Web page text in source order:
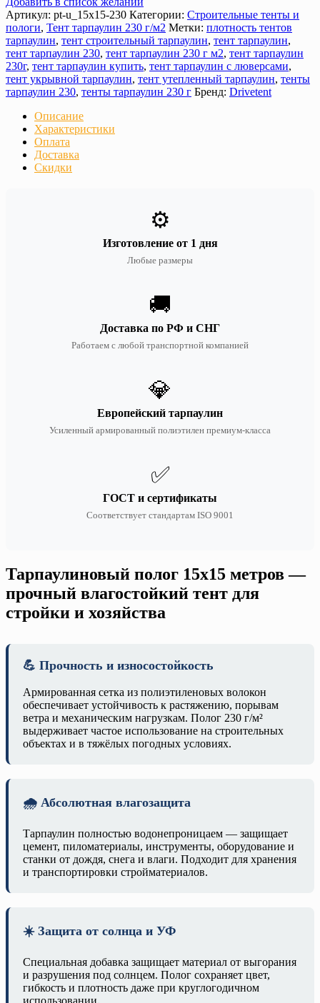
Артикул: pt-u_15х15-230 Категории: Строительные тенты и
пологи, Тент тарпаулин 230 г/м2 Метки: плотность тентов
тарпаулин, тент строительный тарпаулин, тент тарпаулин,
тент тарпаулин 230, тент тарпаулин 230 г м2, тент тарпаулин
230г, тент тарпаулин купить, тент тарпаулин с люверсами,
тент укрывной тарпаулин, тент утепленный тарпаулин, тенты
тарпаулин 230, тенты тарпаулин 230 г Бренд: Drivetent
Описание
Характеристики
Оплата
Доставка
Скидки
⚙️
Изготовление от 1 дня
Любые размеры
🚚
Доставка по РФ и СНГ
Работаем с любой транспортной компанией
💎
Европейский тарпаулин
Усиленный армированный полиэтилен премиум-класса
✅
ГОСТ и сертификаты
Соответствует стандартам ISO 9001
Тарпаулиновый полог 15х15 метров —
прочный влагостойкий тент для
стройки и хозяйства
💪 Прочность и износостойкость
Армированная сетка из полиэтиленовых волокон
обеспечивает устойчивость к растяжению, порывам
ветра и механическим нагрузкам. Полог 230 г/м²
выдерживает частое использование на строительных
объектах и в тяжёлых погодных условиях.
🌧️ Абсолютная влагозащита
Тарпаулин полностью водонепроницаем — защищает
цемент, пиломатериалы, инструменты, оборудование и
станки от дождя, снега и влаги. Подходит для хранения
и транспортировки стройматериалов.
☀️ Защита от солнца и УФ
Специальная добавка защищает материал от выгорания
и разрушения под солнцем. Полог сохраняет цвет,
гибкость и плотность даже при круглогодичном